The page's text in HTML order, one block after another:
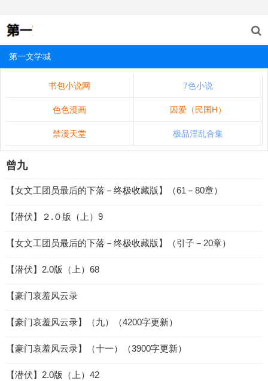
第一文学城
书包小说网 7色小说
色色漫画 囚爱（民国H）
禁漫天堂 极品淫乱合集
曾九
【女文工团员最后的下落－终极收藏版】（61－80章）
【潜伏】２.０版（上）9
【女文工团员最后的下落－终极收藏版】（引子－20章）
【潜伏】2.0版（上）68
【豪门哀羞风云录
【豪门哀羞风云录】（九）（4200字更新）
【豪门哀羞风云录】（十一）（3900字更新）
【潜伏】2.0版（上）42